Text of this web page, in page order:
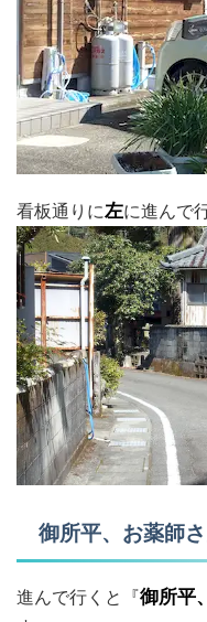
看板通りに左に進んで
御所平、お薬師
進んで行くと『御所平